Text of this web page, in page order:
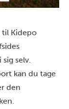
til Kidepo
selv.
kan du tage
den